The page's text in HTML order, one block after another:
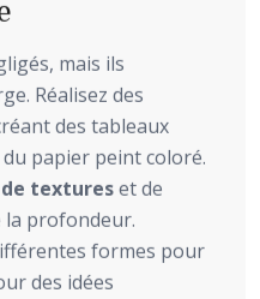
mais ils
Réalisez des
des tableaux
papier peint coloré.
textureset de
profondeur.
formes pour
des idées